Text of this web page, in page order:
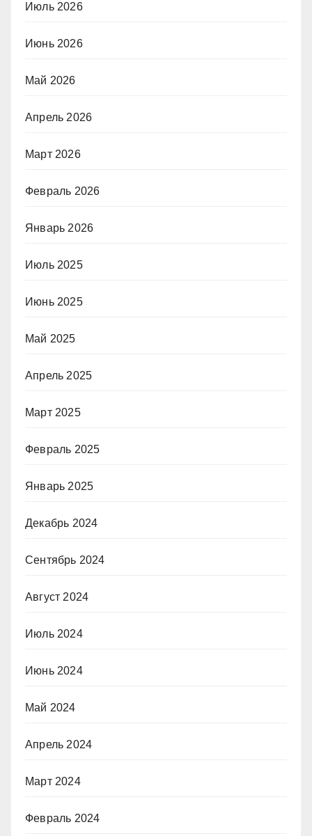
Июль 2026
Июнь 2026
Май 2026
Апрель 2026
Март 2026
Февраль 2026
Январь 2026
Июль 2025
Июнь 2025
Май 2025
Апрель 2025
Март 2025
Февраль 2025
Январь 2025
Декабрь 2024
Сентябрь 2024
Август 2024
Июль 2024
Июнь 2024
Май 2024
Апрель 2024
Март 2024
Февраль 2024